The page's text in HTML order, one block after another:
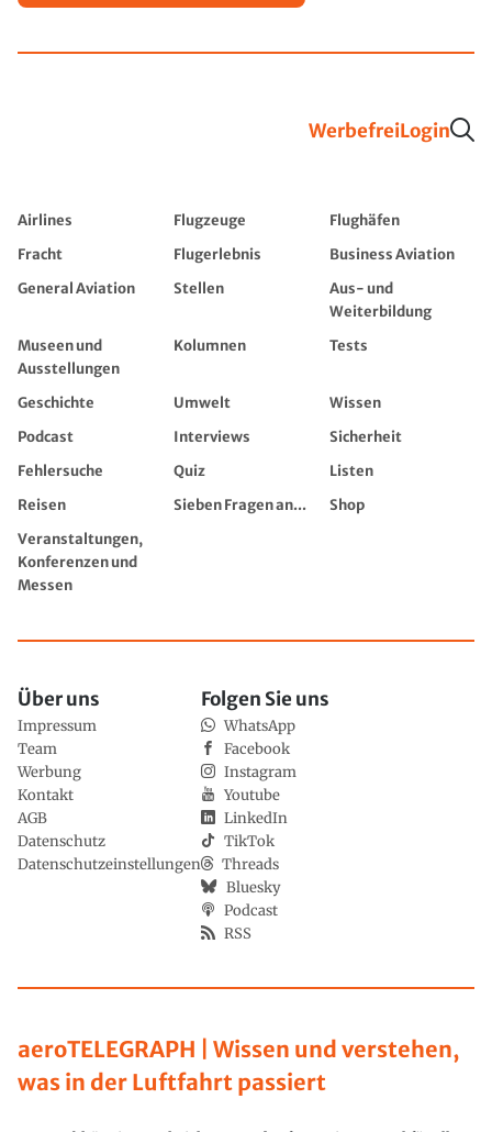
WerbefreiLogin
Airlines Flugzeuge
Flughäfen
Fracht
Flugerlebnis
Business Aviation
General Aviation
Stellen
Aus- und
Weiterbildung
Museen und
Ausstellungen
Kolumnen Tests
Geschichte Umwelt
Wissen
Podcast
Interviews
Sicherheit
Fehlersuche
Quiz
Listen
Reisen
Sieben Fragen an...
Shop
Veranstaltungen,
Konferenzen und
Messen
aeroTELEGRAPH | Wissen und verstehen,
was in der Luftfahrt passiert
Über uns
Impressum
Team
Werbung
Kontakt
AGB
Datenschutz
Datenschutzeinstellungen
Folgen Sie uns
WhatsApp
Facebook
Instagram
Youtube
LinkedIn
TikTok
Threads
Bluesky
Podcast
RSS